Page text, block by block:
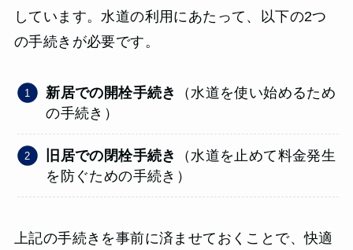
しています。水道の利用にあたって、以下の2つ
の手続きが必要です。
新居での開栓手続き
（水道を使い始めるため
の手続き）
旧居での閉栓手続き
（水道を止めて料金発生
を防ぐための手続き）
上記の手続きを事前に済ませておくことで、快適